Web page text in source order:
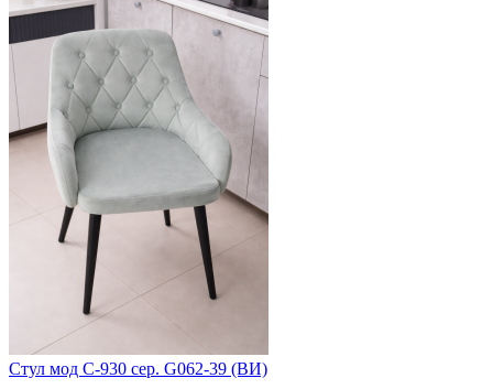
Стул мод C-930 сер. G062-39 (ВИ)